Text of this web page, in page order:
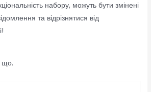
набору, можуть бути змінені
та відрізнятися від
що.